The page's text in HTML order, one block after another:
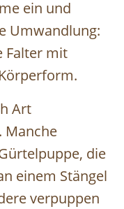
ein und
Umwandlung:
Falter mit
Art
Manche
die
einem Stängel
verpuppen